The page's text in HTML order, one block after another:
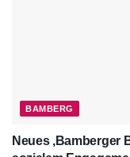
BAMBERG
Neues ‚Bamberger